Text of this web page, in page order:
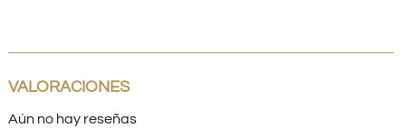
VALORACIONES
Aún no hay reseñas